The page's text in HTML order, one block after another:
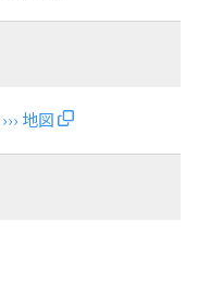
››› 地図